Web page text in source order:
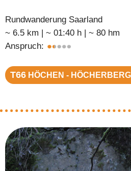
Rundwanderung Saarland
~ 6.5 km | ~ 01:40 h | ~ 80 hm
Anspruch:
T66 HÖCHEN -